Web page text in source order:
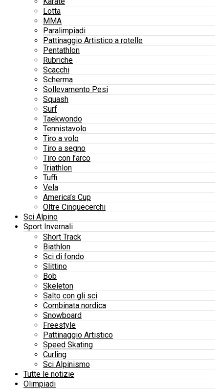
Lotta
MMA
Paralimpiadi
Pattinaggio Artistico a rotelle
Pentathlon
Rubriche
Scacchi
Scherma
Sollevamento Pesi
Squash
Surf
Taekwondo
Tennistavolo
Tiro a volo
Tiro a segno
Tiro con l’arco
Triathlon
Tuffi
Vela
America’s Cup
Oltre Cinquecerchi
Sci Alpino
Sport Invernali
Short Track
Biathlon
Sci di fondo
Slittino
Bob
Skeleton
Salto con gli sci
Combinata nordica
Snowboard
Freestyle
Pattinaggio Artistico
Speed Skating
Curling
Sci Alpinismo
Tutte le notizie
Olimpiadi